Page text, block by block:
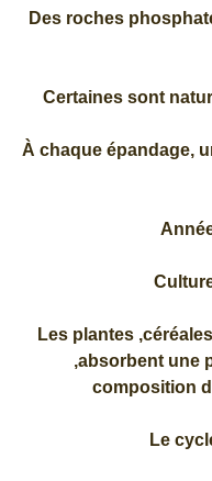
Des roches
Certaines sont
À chaque épandage,
Les plantes
,absorbent une
composition
Le